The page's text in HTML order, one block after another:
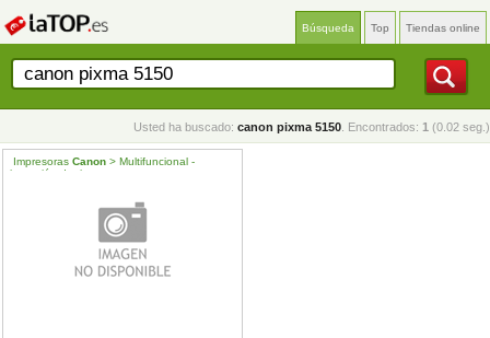
Búsqueda Top Tiendas online
Usted ha buscado: canon pixma 5150 . Encontrados: 1 (0.02 seg.)
Impresoras Canon > Multifuncional -
inyección de tinta